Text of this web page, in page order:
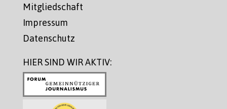
Mitgliedschaft
Impressum
Datenschutz
HIER SIND WIR AKTIV: